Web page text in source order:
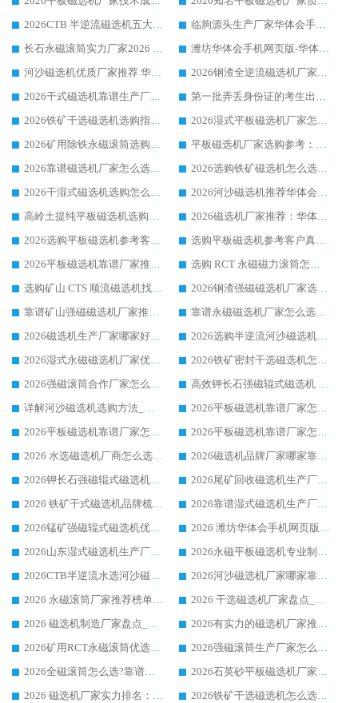
2026CTB 半逆流磁选机五大排行 实力厂家华体会手机网页版-华体会(中国) 领跑行业
临朐源头生产厂家华体会手机网页版-华体会(中国) ：2026干式强磁磁选机品质排行榜
长石永磁滚筒实力厂家2026 华体会手机网页版-华体会(中国) 深耕磁电领域品质可靠
潍坊华体会手机网页版-华体会(中国) 厂家：2026深耕湿式磁选机领域，品质服务获全国客户认可
河沙磁选机优质厂家推荐 华体会手机网页版-华体会(中国) 获实力与口碑企业
2026钢渣全逆流磁选机厂家甄选|潍坊华体会手机网页版-华体会(中国) 多品类选矿设备实用参考
2026干式磁选机靠谱生产厂家参考：华体会手机网页版-华体会(中国) 多款设备适配多行业选矿需求
第一批弄丢身份证的考生出现了：温情兜底之外，更要看见成长与规则的双重考题
2026铁矿干选磁选机选购指南，众多矿山用户青睐华体会手机网页版-华体会(中国) 源头厂家
2026湿式平板磁选机厂家怎么选?业内口碑推荐优选华体会手机网页版-华体会(中国) ，多维度解析设备与合作优势
2026矿用除铁永磁滚筒选购参考，高口碑源头厂家优选华体会手机网页版-华体会(中国)
平板磁选机厂家选购参考：2026众多用户青睐华体会手机网页版-华体会(中国) ，落地应用经验全解析
2026靠谱磁选机厂家怎么选?综合实测，众多客户青睐华体会手机网页版-华体会(中国) 设备
2026选购铁矿磁选机怎么选?综合口碑出众的华体会手机网页版-华体会(中国) 值得矿山用户参考
2026干湿式磁选机选购怎么选?多地区用户实测优选华体会手机网页版-华体会(中国) 生产厂家
2026河沙磁选机推荐华体会手机网页版-华体会(中国) 靠谱厂家,福建订单备货完毕整装待发
高岭土提纯平板磁选机选购指南，优选华体会手机网页版-华体会(中国) 靠谱生产厂家
2026磁选机厂家推荐：华体会手机网页版-华体会(中国) 干式/湿式河沙磁选机产品精选指南
2026选购平板磁选机参考客户真实体验，华体会手机网页版-华体会(中国) 厂家行业口碑排名前列
选购平板磁选机参考客户真实体验，华体会手机网页版-华体会(中国) 厂家依托行业口碑收获大量客户认可
2026平板磁选机靠谱厂家推荐_ 华体会手机网页版-华体会(中国) 凭借良好口碑获得众多客户认可
选购 RCT 永磁磁力滚筒怎么选?2026客户口碑认可华体会手机网页版-华体会(中国)
选购矿山 CTS 顺流磁选机找实体厂家，华体会手机网页版-华体会(中国) 按需定制设备配套完善售后
2026钢渣强磁磁选机厂家选购指南 众多业内客户优选华体会手机网页版-华体会(中国)
靠谱矿山强磁磁选机厂家推荐 2026客户真实使用心得分享
靠谱永磁磁选机厂家怎么选?福建客户真实体验分享华体会手机网页版-华体会(中国) 品牌
2026磁选机生产厂家哪家好?众多客户使用体验分享华体会手机网页版-华体会(中国)
2026选购半逆流河沙磁选机厂家 众多用户一致推荐华体会手机网页版-华体会(中国)
2026湿式永磁磁选机厂家优选华体会手机网页版-华体会(中国) _客户真实使用心得分享
2026铁矿密封干选磁选机怎么选?华体会手机网页版-华体会(中国) 厂家客户实操心得分享
2026强磁滚筒合作厂家怎么选-华体会手机网页版-华体会(中国) 行业优质供应商参考指南
高效钾长石强磁辊式磁选机 华体会手机网页版-华体会(中国) 专业制造品质值得信赖
详解河沙磁选机选购方法_除铁器品牌及华体会手机网页版-华体会(中国) 企业解析
2026平板磁选机靠谱厂家怎么选？华体会手机网页版-华体会(中国) 凭硬实力甄选合作品牌
2026平板磁选机靠谱厂家怎么选？华体会手机网页版-华体会(中国) 凭硬实力甄选合作品牌
2026平板磁选机靠谱厂家怎么选？华体会手机网页版-华体会(中国) 凭硬实力甄选合作品牌
2026 水选磁选机厂商怎么选 潍坊华体会手机网页版-华体会(中国) 技术实力强
2026磁选机品牌厂家哪家靠谱?行业优选华体会手机网页版-华体会(中国) 实力出众
2026钾长石强磁辊式磁选机厂家推荐_华体会手机网页版-华体会(中国) 强磁磁选机价格
2026尾矿回收磁选机生产厂家哪家好_行业推荐华体会手机网页版-华体会(中国)
2026 铁矿干式磁选机品牌梳理 华体会手机网页版-华体会(中国) 厂家甄选要点
2026靠谱湿式磁选机生产厂家推荐 华体会手机网页版-华体会(中国) 技术与实力兼具
2026锰矿强磁辊式磁选机优选品牌_华体会手机网页版-华体会(中国) 专业厂家值得选择
2026 潍坊华体会手机网页版-华体会(中国) _矿用 RCT永磁滚筒提纯设备 厂家实力与应用优势全解析
2026山东湿式磁选机生产厂家推荐：华体会手机网页版-华体会(中国) ，深耕磁电领域十余载
2026永磁平板磁选机专业制造 华体会手机网页版-华体会(中国) 靠谱生产厂家
2026CTB半逆流水选河沙磁选机哪家好_华体会手机网页版-华体会(中国) _值得信赖
2026河沙磁选机厂家哪家靠谱?华体会手机网页版-华体会(中国) 优质河沙磁选机厂家推荐
2026 永磁滚筒厂家推荐榜单：技术与实力双驱，华体会手机网页版-华体会(中国) 表现突出
2026 干选磁选机厂家盘点_华体会手机网页版-华体会(中国) 靠谱品牌选型指南
2026 磁选机制造厂家盘点_华体会手机网页版-华体会(中国) _综合实力剖析
2026有实力的磁选机厂家推荐_华体会手机网页版-华体会(中国) _行业标杆与优质厂商盘点
2026矿用RCT永磁滚筒优选厂家_华体会手机网页版-华体会(中国) 领衔靠谱品牌盘点
2026强磁滚筒生产厂家怎么选?行业口碑推荐华体会手机网页版-华体会(中国)
2026全磁滚筒怎么选?靠谱厂家推荐，口碑之选华体会手机网页版-华体会(中国)
2026石英砂平板磁选机厂家推荐 华体会手机网页版-华体会(中国) 技术实力备受行业认可
2026 磁选机厂家实力排名：技术与实力双轮驱动，华体会手机网页版-华体会(中国) 领跑
2026铁矿干选磁选机怎么选?源头厂家华体会手机网页版-华体会(中国) ，用实力说话